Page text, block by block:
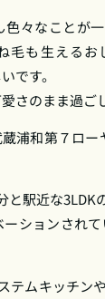
々なことが
毛も生える
です。
さのまま過ご
浦和第７ロ
と駅近な3LDK
ションされ
テムキッチン